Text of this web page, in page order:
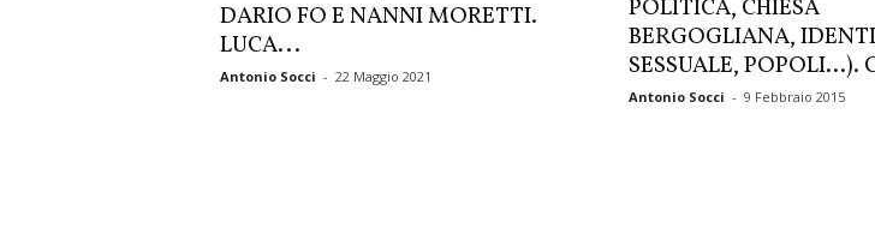
DARIO FO E NANNI MORETTI.
LUCA...
Antonio Socci - 22 Maggio 2021
POLITICA, CHIESA
BERGOGLIANA,
SESSUALE, POPOLI…).
Antonio Socci - 9 Febbraio 2015